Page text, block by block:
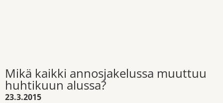
Mikä kaikki annosjakelussa muuttuu
huhtikuun alussa?
23.3.2015